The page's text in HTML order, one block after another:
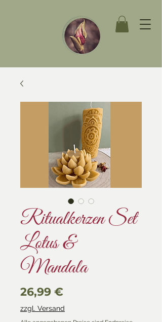
Ritualkerzen Set
Lotus &
Mandala
26,99 €Preis
zzgl. Versand